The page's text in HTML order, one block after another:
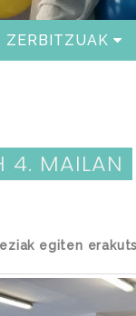
ZERBITZUAK
4. MAILAN
egiten